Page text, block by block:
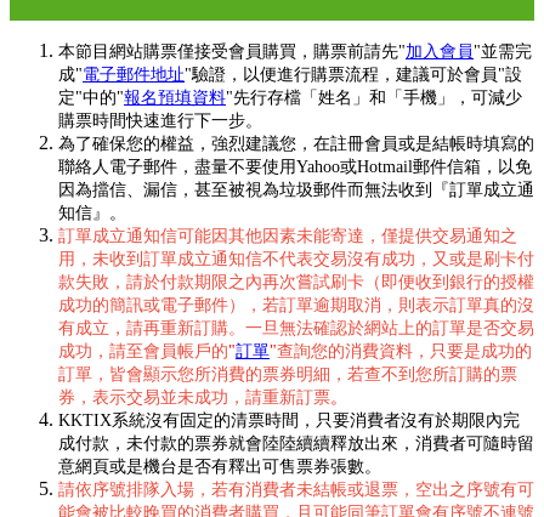
本節目網站購票僅接受會員購買，購票前請先"加入會員 "並需完
成"電子郵件地址"驗證，以便進行購票流程，建議可於會員"設
定"中的"報名預填資料"先行存檔「姓名」和「手機」，可減少
購票時間快速進行下一步。
為了確保您的權益，強烈建議您，在註冊會員或是結帳時填寫的
聯絡人電子郵件，盡量不要使用Yahoo或Hotmail郵件信箱，以免
因為擋信、漏信，甚至被視為垃圾郵件而無法收到『訂單成立通
知信』。
訂單成立通知信可能因其他因素未能寄達，僅提供交易通知之
用，未收到訂單成立通知信不代表交易沒有成功，又或是刷卡付
款失敗，請於付款期限之內再次嘗試刷卡（即便收到銀行的授權
成功的簡訊或電子郵件），若訂單逾期取消，則表示訂單真的沒
有成立，請再重新訂購。一旦無法確認於網站上的訂單是否交易
成功，請至會員帳戶的"訂單"查詢您的消費資料，只要是成功的
訂單，皆會顯示您所消費的票券明細，若查不到您所訂購的票
券，表示交易並未成功，請重新訂票。
KKTIX系統沒有固定的清票時間，只要消費者沒有於期限內完
成付款，未付款的票券就會陸陸續續釋放出來，消費者可隨時留
意網頁或是機台是否有釋出可售票券張數。
請依序號排隊入場，若有消費者未結帳或退票，空出之序號有可
能會被比較晚買的消費者購買，且可能同筆訂單會有序號不連號